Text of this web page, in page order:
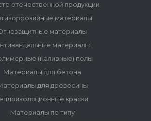
отечественной продукции
материалы
материалы
материалы
(наливные) полы
Материалы для бетона
для древесины
краски
Материалы по типу